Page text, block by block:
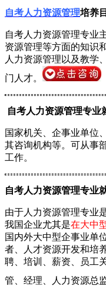
自考人力资源管理培养
自考人力资源管理专业
资源管理等方面的知识
人力资源管理以及教学
门人才。
自考人力资源管理专业
国家机关、企事业单位
其咨询机构等。可从事
工作。
自考人力资源管理专业
由于人力资源管理专业
我国企业尤其是在大中
国内外大中型企事业单
者、人才资源开发和培
聘、培训、薪资、员工
管、经理、人力资源总监